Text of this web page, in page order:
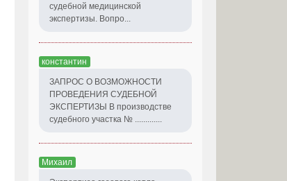
судебной медицинской
экспертизы. Вопро...
константин
ЗАПРОС О ВОЗМОЖНОСТИ
ПРОВЕДЕНИЯ СУДЕБНОЙ
ЭКСПЕРТИЗЫ В производстве
судебного участка № .............
Михаил